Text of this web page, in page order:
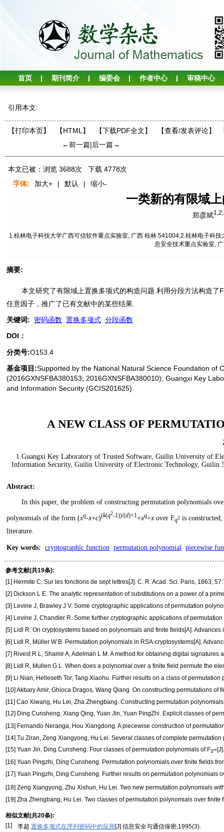
首页 期刊简介 编委会 作者中心 审稿中心
引用本文:
【打印本页】 【HTML】 【下载PDF全文】 【查看/发表评论】
←前一篇|后一篇→
本文已被：浏览 3688次 下载 4778次
字体:
加大+ | 默认 | 缩小-
一类新的有限域
郑彦斌
1.桂林电子科技大学广西可信软件重点实验室, 广西 桂林 541004;2.桂林电子科
息安全技术重点实验室,
摘要:
本文研究了有限域上置换多项式的构造问题.利用分段方法构造了F
任意因子，推广了已有文献中的某些结果.
关键词: 密码函数 置换多项式 分段函数
DOI：
分类号:O153.4
基金项目:Supported by the National Natural Science Foundation of
(2016GXNSFBA380153; 2016GXNSFBA380010); Guangxi Key
and Information Security (GCIS201625).
A NEW CLASS OF
1.Guangxi Key Laboratory of Trusted Software, Guilin University of
Information Security, Guilin University of Electronic Technology, Guilin
Abstract:
In this paper, the problem of constructing permutation polynomials
polynomials of the form (xq-x+c)(k(q2-1))/(d)+1+xq+x over Fq2 is
literature.
Key words: cryptographic function permutation polynomial piecewise
参考文献(共19条):
[1] Hermite C. Sur les fonctions de sept lettres[J]. C. R. Acad. Sci. Paris, 1863,
[2] Dickson L E. The analytic representation of substitutions on a power of a
[3] Levine J, Brawley J V. Some cryptographic applications of permutation
[4] Levine J, Chandler R. Some further cryptographic applications of
[5] Lidl R. On cryptosystems based on polynomials and finite fields[A].
[6] Lidl R, Müller W B. Permutation polynomials in RSA-cryptosystems[A].
[7] Rivest R L, Shamir A, Adelman L M. A method for obtaining digital
[8] Lidl R, Mullen G L. When does a polynomial over a finite field permute the
[9] Li Nian, Helleseth Tor, Tang Xiaohu. Further results on a class of
[10] Akbary Amir, Ghioca Dragos, Wang Qiang. On constructing permutations of
[11] Cao Xiwang, Hu Lei, Zha Zhengbang. Constructing permutation
[12] Ding Cunsheng, Xiang Qing, Yuan Jin, Yuan PingZhi. Explicit classes of
[13] Fernando Neranga, Hou Xiangdong. A piecewise construction of
[14] Tu Ziran, Zeng Xiangyong, Hu Lei. Several classes of complete
[15] Yuan Jin, Ding Cunsheng. Four classes of permutation polynomials of F3m
[16] Yuan Pingzhi, Ding Cunsheng. Permutation polynomials over finite fields
[17] Yuan Pingzhi, Ding Cunsheng. Further results on permutation polynomials
[18] Zeng Xiangyong, Zhu Xishun, Hu Lei. Two new permutation polynomials
[19] Zha Zhengbang, Hu Lei. Two classes of permutation polynomials over
相似文献(共20条):
[1]
李超.置换多项式在序列密码中的应用 [J].信息安全与通信保密,1995(3).